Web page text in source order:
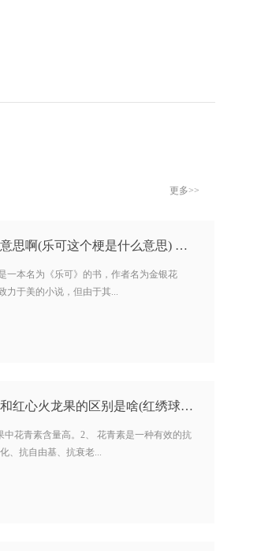
更多>>
思啊(乐可这个梗是什么意思) …
一本名为《乐可》的书，作者名为金银花
力于美的小说，但由于其...
红绣球火龙果和红心火龙果的区别是啥(红绣球火龙果的功效) …
中花青素含量高。2、 花青素是一种有效的抗
、抗自由基、抗衰老...